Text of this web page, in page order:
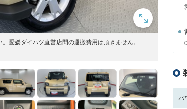
愛媛ダイハツ直営店間の運搬費用は頂きません。
パ